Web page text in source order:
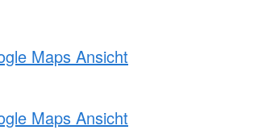
Maps Ansicht
Maps Ansicht